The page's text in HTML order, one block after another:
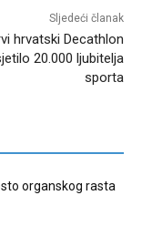
Sljedeći članak
hrvatski Decathlon
20.000 ljubitelja
sporta
organskog rasta